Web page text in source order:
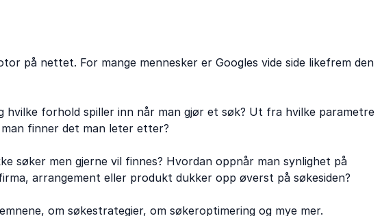
på nettet. For mange mennesker er Googles vide side likefrem den
hvilke forhold spiller inn når man gjør et søk? Ut fra hvilke parametre
finner det man leter etter?
søker men gjerne vil finnes? Hvordan oppnår man synlighet på
arrangement eller produkt dukker opp øverst på søkesiden?
om søkestrategier, om søkeroptimering og mye mer.